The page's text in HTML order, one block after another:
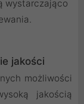
wystarczająco
jakości
możliwości
jakością